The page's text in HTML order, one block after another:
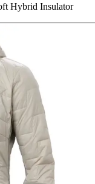
Hybrid Insulator